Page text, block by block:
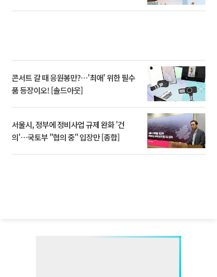
콘서트 갈 때 응원봉만?⋯'최애' 위한 필수
품 등장이오! [솔드아웃]
서울시, 정부에 정비사업 규제 완화 '건
의'⋯국토부 "협의 중" 입장만 [종합]